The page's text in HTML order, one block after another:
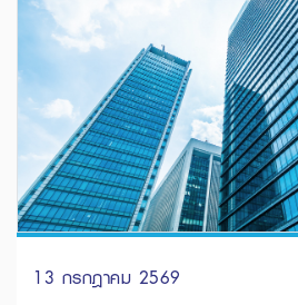
13 กรกฎาคม 2569